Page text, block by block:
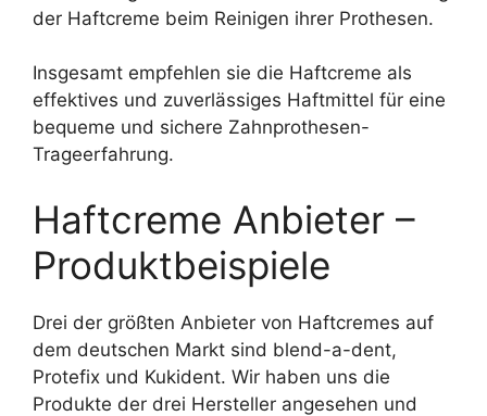
der Haftcreme beim Reinigen ihrer Prothesen.
Insgesamt empfehlen sie die Haftcreme als
effektives und zuverlässiges Haftmittel für eine
bequeme und sichere Zahnprothesen-
Trageerfahrung.
Haftcreme Anbieter –
Produktbeispiele
Drei der größten Anbieter von Haftcremes auf
dem deutschen Markt sind blend-a-dent,
Protefix und Kukident. Wir haben uns die
Produkte der drei Hersteller angesehen und